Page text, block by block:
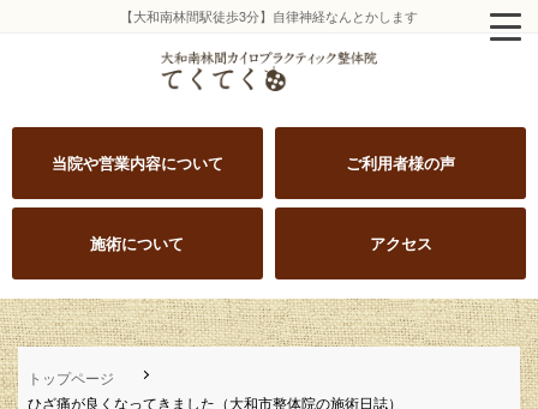
【大和南林間駅徒歩3分】自律神経なんとかします
当院や営業内容について ご利用者様の声
施術について アクセス
トップページ
ひざ痛が良くなってきました（大和市整体院の施術日誌）